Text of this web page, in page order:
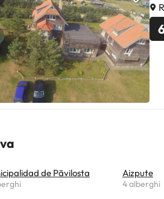
de Pāvilosta Aizpute
4 alberghi